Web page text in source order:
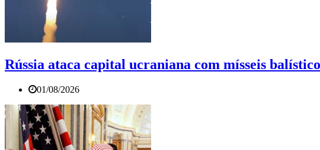
Rússia ataca capital ucraniana com mísseis
01/08/2026